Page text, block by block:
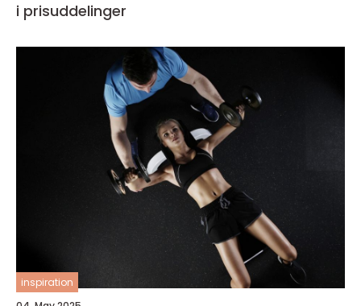
i prisuddelinger
inspiration